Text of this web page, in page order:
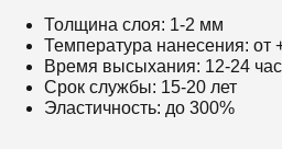
Толщина слоя: 1-2 мм
Температура нанесения: от
Время высыхания: 12-24
Срок службы: 15-20 лет
Эластичность: до 300%